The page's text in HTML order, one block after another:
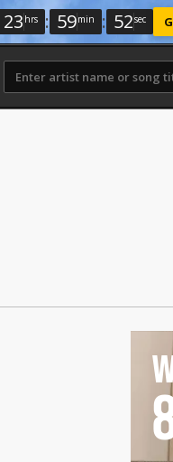
23 hrs : 59min : 52sec